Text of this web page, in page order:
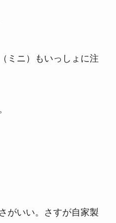
ミニ）もいっしょに注
がいい。さすが自家製